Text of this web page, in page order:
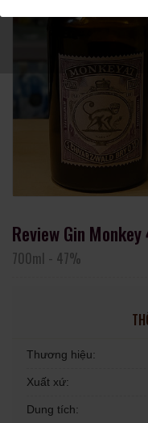
Review Gin
700ml - 47%
Thương hiệu:
Xuất xứ:
Dung tích: